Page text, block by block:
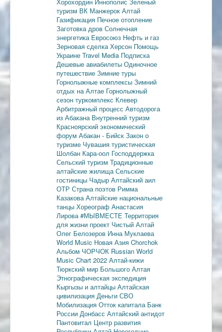
туризм ВК Манжерок Алтай
Газификация Печное отопление
Заготовка дров Солнечная
энергетика Евросоюз Нефть и газ
Зерновая сделка Херсон Помощь
Украине Travel Media Подписка
Дешевые авиабилеты Одиночное
путешествие Зимние туры
Горнолыжные комплексы Зимний
отдых на Алтае Горнолыжный
сезон туркомплекс Клевер
Арбитражный процесс Автодорога
из Абакана Внутренний туризм
Красноярский экономический
форум Абакан - Бийск Закон о
туризме Чувашия туристическая
Шолбан Кара-оол Господдержка
Сельский туризм Традиционные
алтайские жилища Сельские
гостиницы Чадыр Алтайский аил
ОТР Страна поэтов Римма
Казакова Алтайские национальные
танцы Хореограф Анастасия
Лирова #МЫВМЕСТЕ Территория
для жизни проект Чистый Алтай
Олег Белозеров Инна Муклаева
World Music Новая Азия Chorchok
Альбом ЧОРЧОК Russian World
Music Chart 2022 Алтай-кижи
Тюркский мир Большого Алтая
Этнографическая экспедиция
Кыргызы и алтайцы Алтайская
цивилизация Деньги СВО
Мобилизация Отток капитала Банк
России Донбасс Алтайский антидот
Пантовитал Центр развития